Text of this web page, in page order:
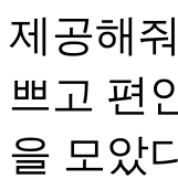
제공해
쁘고 편
을 모았